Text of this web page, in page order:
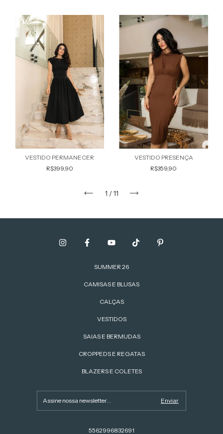
VESTIDO PERMANECER
R$399,90
VESTIDO PRESENÇA
R$359,90
1 /11
SUMMER 26
CAMISAS E BLUSAS
CALÇAS
VESTIDOS
SAIAS E BERMUDAS
CROPPEDS E REGATAS
BLAZERS E COLETES
5562996832691